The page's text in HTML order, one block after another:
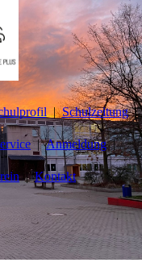
Schulzeitung
Anmeldung
Kontakt